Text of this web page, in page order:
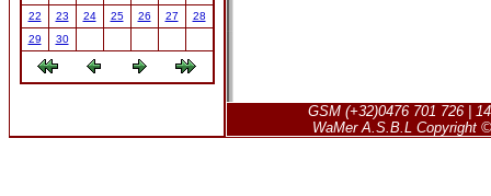
22
23 24 25 26 27
28
29
30
GSM (+32)0476 701 726 |
WaMer A.S.B.L Copyright